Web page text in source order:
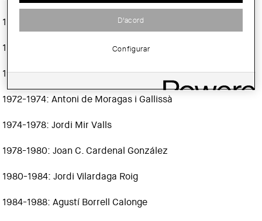
1966-1968: Pedro Cendoya Oscoz
1968-1970: Xavier Subias Fages
1970-1972: Josep M. Fargas Falp
1972-1974: Antoni de Moragas i Gallissà
1974-1978: Jordi Mir Valls
1978-1980: Joan C. Cardenal González
1980-1984: Jordi Vilardaga Roig
1984-1988: Agustí Borrell Calonge
D'acord
Configurar